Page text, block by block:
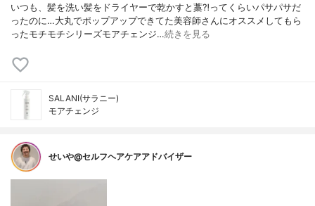
いつも、髪を洗い髪をドライヤーで乾かすと藁⁈ってくらいパサパサだ
ったのに…大丸でポップアップできてた美容師さんにオススメしてもら
ったモチモチシリーズモアチェンジ…続きを見る
SALANI(サラニー)
モアチェンジ
せいや@セルフヘアケアアドバイザー